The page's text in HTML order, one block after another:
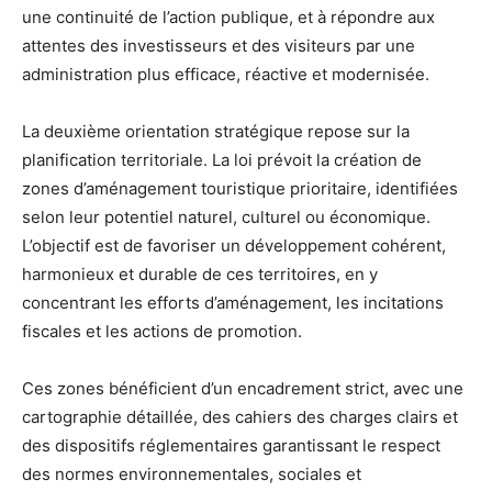
une continuité de l’action publique, et à répondre aux
attentes des investisseurs et des visiteurs par une
administration plus efficace, réactive et modernisée.
La deuxième orientation stratégique repose sur la
planification territoriale. La loi prévoit la création de
zones d’aménagement touristique prioritaire, identifiées
selon leur potentiel naturel, culturel ou économique.
L’objectif est de favoriser un développement cohérent,
harmonieux et durable de ces territoires, en y
concentrant les efforts d’aménagement, les incitations
fiscales et les actions de promotion.
Ces zones bénéficient d’un encadrement strict, avec une
cartographie détaillée, des cahiers des charges clairs et
des dispositifs réglementaires garantissant le respect
des normes environnementales, sociales et